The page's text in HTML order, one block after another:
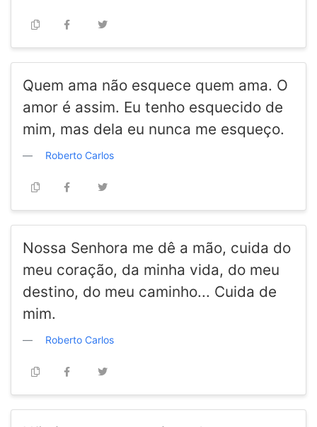
Quem ama não esquece quem ama. O
amor é assim. Eu tenho esquecido de
mim, mas dela eu nunca me esqueço.
Roberto Carlos
Nossa Senhora me dê a mão, cuida do
meu coração, da minha vida, do meu
destino, do meu caminho... Cuida de
mim.
Roberto Carlos